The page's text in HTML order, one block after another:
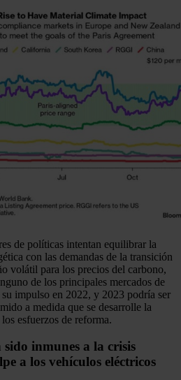
de políticas intentan equilibrar la
con las demandas de la transición
volátil para los precios del carbono,
de los principales mercados de
impulso en 2022, y 2023 podría ser
a medida que se desarrolle la
esfuerzos de reforma.
inmunes a la crisis
a los vehículos eléctricos